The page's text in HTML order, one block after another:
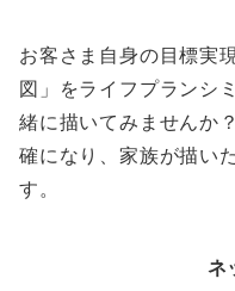
お客さま自身の目標実
図」をライフプランシ
緒に描いてみませんか
確になり、家族が描い
す。
ネ